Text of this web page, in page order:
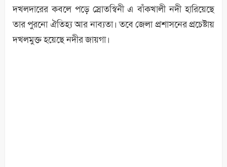
দখলদারের কবলে পড়ে স্রোতস্বিনী এ বাঁকখালী নদী হারিয়েছে
তার পুরনো ঐতিহ্য আর নাব্যতা। তবে জেলা প্রশাসনের প্রচেষ্টায়
দখলমুক্ত হয়েছে নদীর জায়গা।